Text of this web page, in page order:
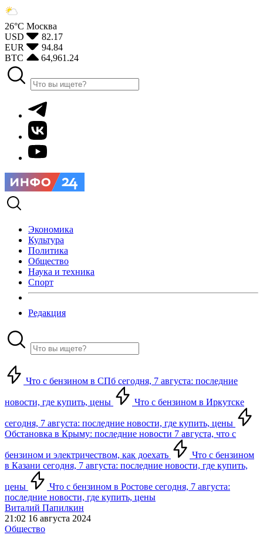
26°С Москва
USD
82.17
EUR
94.84
BTC
64,961.24
Экономика
Культура
Политика
Общество
Наука и техника
Спорт
Редакция
Что с бензином в СПб сегодня, 7 августа: последние
новости, где купить, цены Что с бензином в Иркутске
сегодня, 7 августа: последние новости, где купить, цены
Обстановка в Крыму: последние новости 7 августа, что с
бензином и электричеством, как доехать
Что с бензином
в Казани сегодня, 7 августа: последние новости, где купить,
цены
Что с бензином в Ростове сегодня, 7 августа:
последние новости, где купить, цены
Виталий Папилкин
21:02 16 августа 2024
Общество